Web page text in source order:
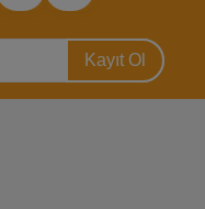
Kayıt Ol